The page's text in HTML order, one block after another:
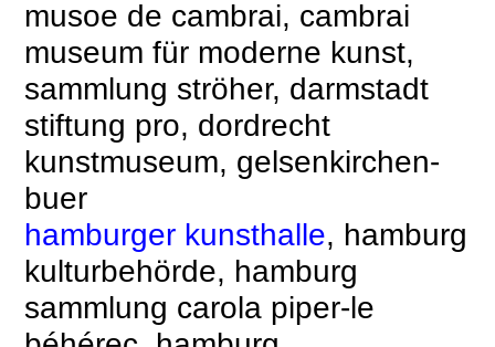
musоe de cambrai, cambrai
museum für moderne kunst,
sammlung ströher, darmstadt
stiftung pro, dordrecht
kunstmuseum, gelsenkirchen-
buer
hamburger kunsthalle, hamburg
kulturbehörde, hamburg
sammlung carola piper-le